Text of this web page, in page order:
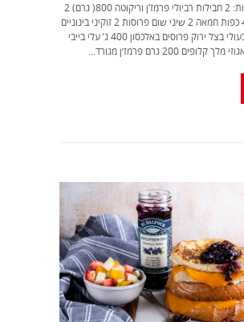
מצרכים ל4- מנות: 2 חבילות רביולי פרמז’ן וריקוטה 800( גרם) 2
כפות שמן זית 4 כפות חמאה 2 שיני שום פרוסות 2 זוקיני בינוניים
פרוסים דק 3 גבעולי בצל ירוק פרוסים באלכסון 400 ג’ עלי בייבי